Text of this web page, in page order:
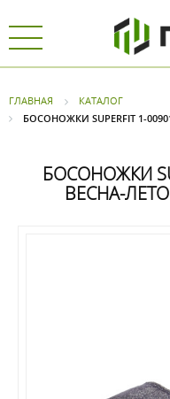
ГЛАВНАЯ
КАТАЛОГ
БОСОНОЖКИ SUPERFIT 1-
БОСОНОЖКИ
ВЕСНА-